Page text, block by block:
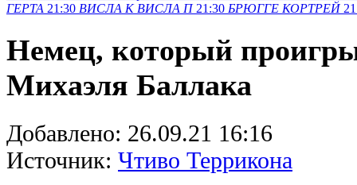
ГЕРТА 21:30 ВИСЛА K ВИСЛА П 21:30 БРЮГГЕ КОРТРЕЙ
Немец, который
Михаэля Баллака
Добавлено: 26.09.21 16:16
Источник: Чтиво Террикона